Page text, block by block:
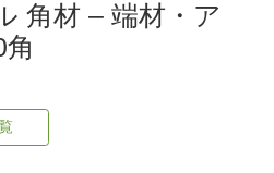
角材 – 端材・ア